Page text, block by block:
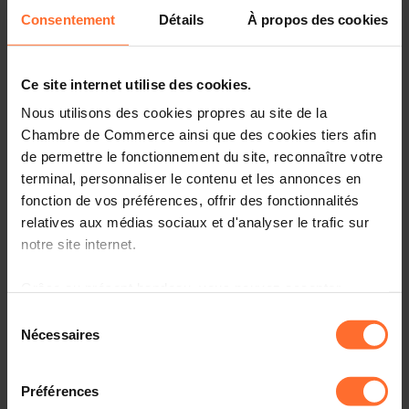
Consentement Détails À propos des cookies
Ce site internet utilise des cookies.
Nous utilisons des cookies propres au site de la
Chambre de Commerce ainsi que des cookies tiers afin
de permettre le fonctionnement du site, reconnaître votre
terminal, personnaliser le contenu et les annonces en
fonction de vos préférences, offrir des fonctionnalités
relatives aux médias sociaux et d'analyser le trafic sur
notre site internet.
à l’exception des cookies strictement nécessaires au
fonctionnement du site. Une description des différents
cookies est accessible sous l’onglet « Détails » ci-
dessus.
Nécessaires
Préférences
Vous êtes un créateur d’entreprise ? Vous souhaitez nous
rencontrer à notre hub de Mondorf?
Rejoignez-nous pour un atelier d’1h15, qui sera axé sur la
validation de son envie d’entreprendre et sur la
parcours réglementaire d’un futur entrepreneur, ainsi que
des services et programmes gratuits de la House of
Entrepreneurship pour créateurs d’entreprise.
Parmi les thématiques abordées:
Les mauvaises raisons d’entreprendre
Les peurs récurrentes des nouveaux entrepreneurs
Créer une entreprise sans être un super-héros, mais en
étant conscient.e de ses ressources et limites: